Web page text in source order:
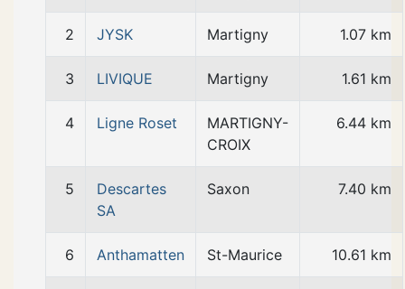
2 JYSK Martigny 1.07 km
3 LIVIQUE Martigny 1.61 km
4 Ligne Roset
MARTIGNY-
CROIX
6.44 km
5
Descartes
SA
Saxon 7.40 km
6 Anthamatten St-Maurice 10.61 km